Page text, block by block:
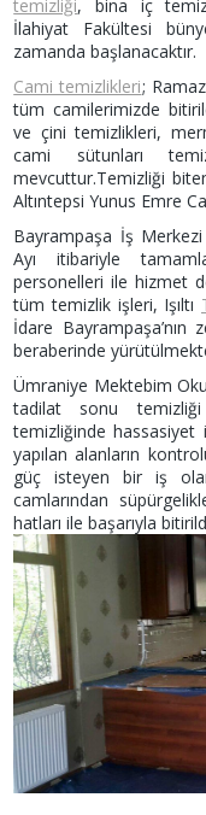
temizliği, bina iç
İlahiyat Fakültesi
zamanda başlanacaktır.
Cami temizlikleri;
tüm camilerimizde
ve çini temizlikleri,
cami sütunları
mevcuttur.Temizliği
Altıntepsi Yunus Emre
Bayrampaşa İş
Ayı itibariyle
personelleri ile hizmet
tüm temizlik işleri, Işıltı
İdare
beraberinde
Ümraniye Mektebim
tadilat sonu
temizliğinde
yapılan alanların
güç isteyen bir iş
camlarından
hatları ile başarıyla